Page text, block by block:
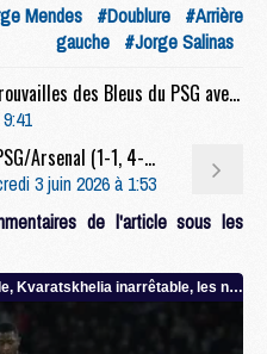
Mendes #Doublure #Arrière
gauche #Jorge Salinas
Rés. sociaux : Les retrouvailles des Bleus du PSG avec Deschamps et Mbappé
Match : 40 pensées rapides sur PSG/Arsenal (1-1, 4-3 t.a.b.)
3 juin 2026 à 1:53
de l'article sous les